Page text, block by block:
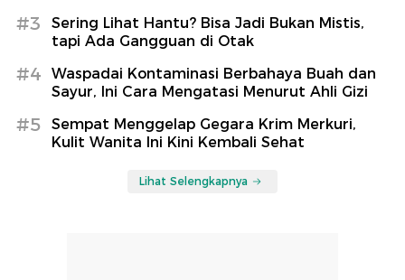
#3
Sering Lihat Hantu? Bisa Jadi Bukan Mistis,
tapi Ada Gangguan di Otak
#4
Waspadai Kontaminasi Berbahaya Buah dan
Sayur, Ini Cara Mengatasi Menurut Ahli Gizi
#5
Sempat Menggelap Gegara Krim Merkuri,
Kulit Wanita Ini Kini Kembali Sehat
Lihat Selengkapnya